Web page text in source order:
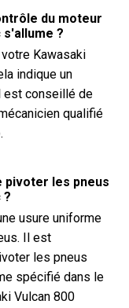
du moteur
s'allume ?
Kawasaki
indique un
est conseillé de
qualifié
les pneus
?
usure uniforme
Il est
les pneus
spécifié dans le
Vulcan 800